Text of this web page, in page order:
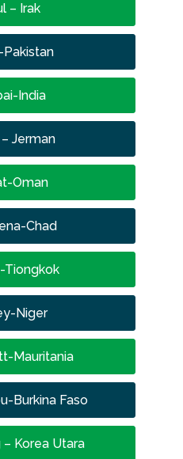
– Irak
Pakistan
India
Jerman
Oman
Chad
Tiongkok
Niger
Mauritania
Burkina Faso
– Korea Utara